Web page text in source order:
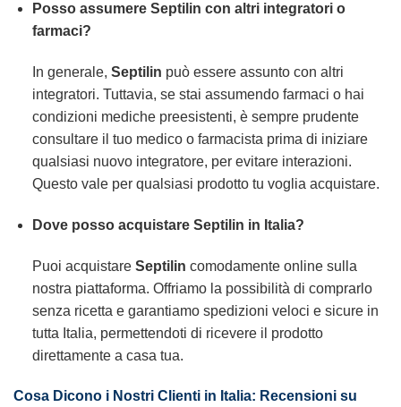
Posso assumere Septilin con altri integratori o
farmaci?
In generale, Septilin può essere assunto con altri
integratori. Tuttavia, se stai assumendo farmaci o hai
condizioni mediche preesistenti, è sempre prudente
consultare il tuo medico o farmacista prima di iniziare
qualsiasi nuovo integratore, per evitare interazioni.
Questo vale per qualsiasi prodotto tu voglia acquistare.
Dove posso acquistare Septilin in Italia?
Puoi acquistare Septilin comodamente online sulla
nostra piattaforma. Offriamo la possibilità di comprarlo
senza ricetta e garantiamo spedizioni veloci e sicure in
tutta Italia, permettendoti di ricevere il prodotto
direttamente a casa tua.
Cosa Dicono i Nostri Clienti in Italia: Recensioni su